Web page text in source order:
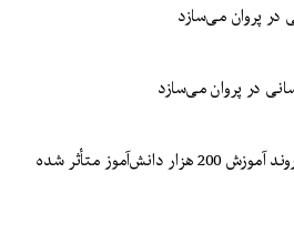
پروان می‌سازد
در پروان می‌سازد
زمین‌لرزه‌ی شرق افغانستان؛ «روند آموزش 200 هزار دانش‌آموز متأثر شده